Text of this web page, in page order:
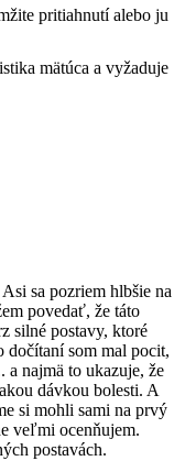
pritiahnutí alebo ju
mätúca a vyžaduje
sa pozriem hlbšie na
povedať, že táto
silné postavy, ktoré
som mal pocit,
a najmä to ukazuje, že
dávkou bolesti. A
si mohli sami na prvý
veľmi ocenňujem.
postavách.